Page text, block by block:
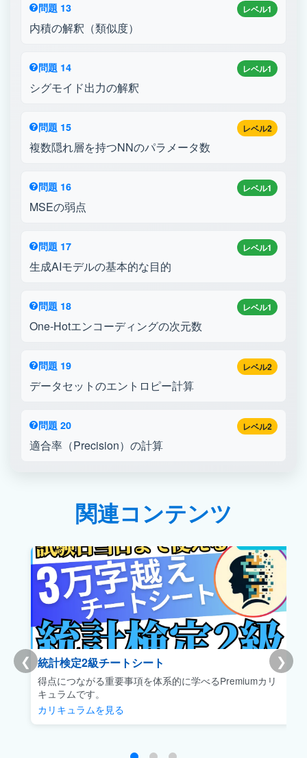
レベル1
問題 13
内積の解釈（類似度）
レベル1
問題 14
シグモイド出力の解釈
レベル2
問題 15
複数隠れ層を持つNNのパラメータ数
レベル1
問題 16
MSEの弱点
レベル1
問題 17
生成AIモデルの基本的な目的
レベル1
問題 18
One-Hotエンコーディングの次元数
レベル2
問題 19
データセットのエントロピー計算
レベル2
問題 20
適合率（Precision）の計算
関連コンテンツ
❮ ❯
統計検定2級チートシート
得点につながる重要事項を体系的に学べるPremiumカリ
キュラムです。
カリキュラムを見る